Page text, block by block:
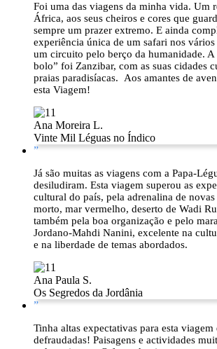
Foi uma das viagens da minha vida. Um
África, aos seus cheiros e cores que
sempre um prazer extremo. E ainda
experiência única de um safari nos vários
um circuito pelo berço da humanidade. A
bolo” foi Zanzibar, com as suas cidades
praias paradisíacas. Aos amantes de
esta Viagem!
Ana Moreira L.
Vinte Mil Léguas no Índico
”
Já são muitas as viagens com a Papa-
desiludiram. Esta viagem superou as
cultural do país, pela adrenalina de
morto, mar vermelho, deserto de Wadi
também pela boa organização e pelo
Jordano-Mahdi Nanini, excelente na
e na liberdade de temas abordados.
Ana Paula S.
Os Segredos da Jordânia
”
Tinha altas expectativas para esta
defraudadas! Paisagens e actividades